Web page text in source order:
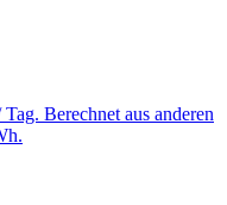
Berechnet aus anderen